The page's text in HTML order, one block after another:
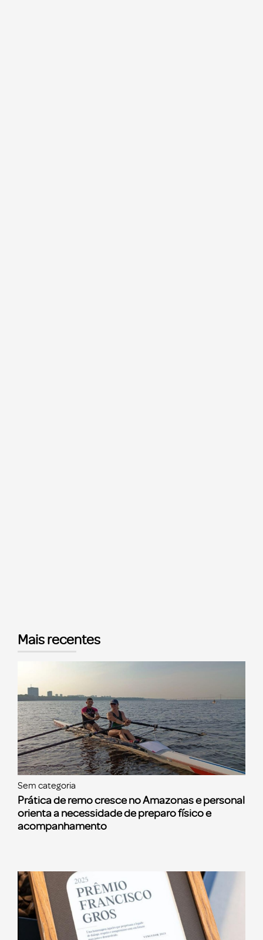
Mais recentes
Sem categoria
Prática de remo cresce no Amazonas e personal
orienta a necessidade de preparo físico e
acompanhamento